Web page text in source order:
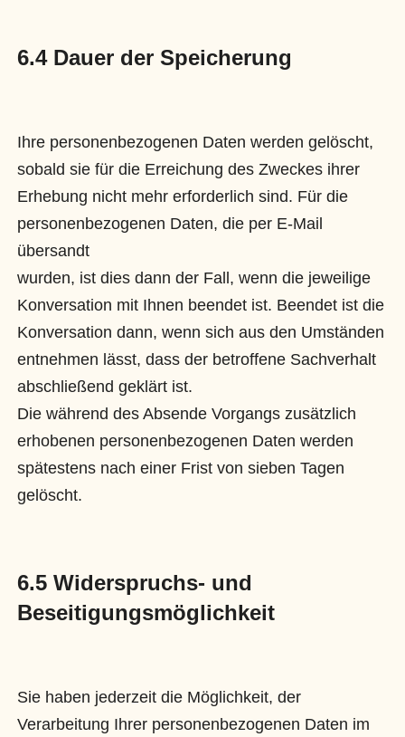
6.4 Dauer der Speicherung
Ihre personenbezogenen Daten werden gelöscht,
sobald sie für die Erreichung des Zweckes ihrer
Erhebung nicht mehr erforderlich sind. Für die
personenbezogenen Daten, die per E-Mail
übersandt
wurden, ist dies dann der Fall, wenn die jeweilige
Konversation mit Ihnen beendet ist. Beendet ist die
Konversation dann, wenn sich aus den Umständen
entnehmen lässt, dass der betroffene Sachverhalt
abschließend geklärt ist.
Die während des Absende Vorgangs zusätzlich
erhobenen personenbezogenen Daten werden
spätestens nach einer Frist von sieben Tagen
gelöscht.
6.5 Widerspruchs- und
Beseitigungsmöglichkeit
Sie haben jederzeit die Möglichkeit, der
Verarbeitung Ihrer personenbezogenen Daten im